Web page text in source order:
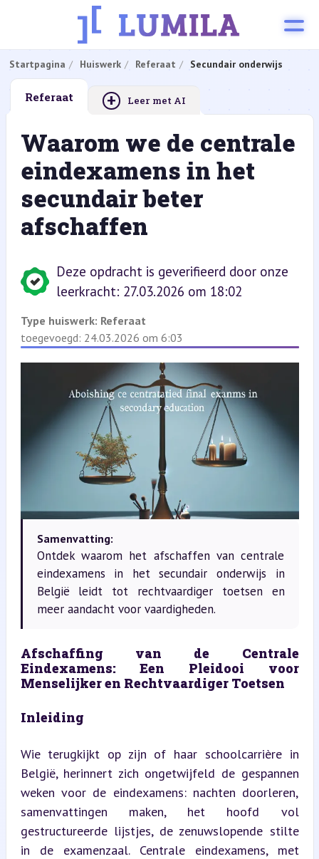
Startpagina Huiswerk Referaat Secundair onderwijs
Referaat + Leer met AI
Waarom we de centrale
eindexamens in het
secundair beter
afschaffen
Deze opdracht is geverifieerd door onze
leerkracht: 27.03.2026 om 18:02
Type huiswerk: Referaat
toegevoegd: 24.03.2026 om 6:03
Samenvatting:
Ontdek waarom het afschaffen van centrale
eindexamens in het secundair onderwijs in
België leidt tot rechtvaardiger toetsen en
meer aandacht voor vaardigheden.
Afschaffing van de Centrale
Eindexamens: Een Pleidooi voor
Menselijker en Rechtvaardiger Toetsen
Inleiding
Wie terugkijkt op zijn of haar schoolcarrière in
België, herinnert zich ongetwijfeld de gespannen
weken voor de eindexamens: nachten doorleren,
samenvattingen maken, het hoofd vol
gestructureerde lijstjes, de zenuwslopende stilte
in de examenzaal. Centrale eindexamens, met